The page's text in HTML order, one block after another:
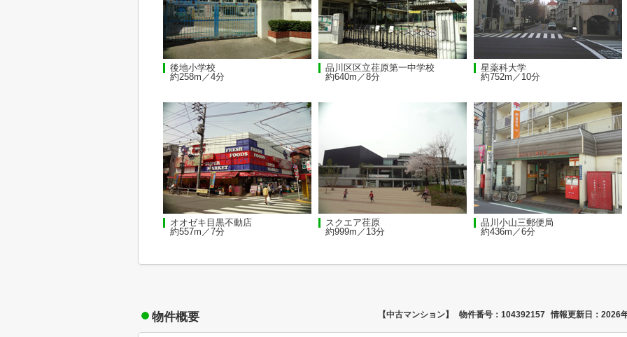
後地小学校
約258m／4分
品川区区立荏原第一中学校
約640m／8分
星薬科大学
約752m／10分
オオゼキ目黒不動店
約557m／7分
スクエア荏原
約999m／13分
品川小山三郵便局
約436m／6分
物件概要 【中古マンション】 物件番号：104392157 情報更新日：2026